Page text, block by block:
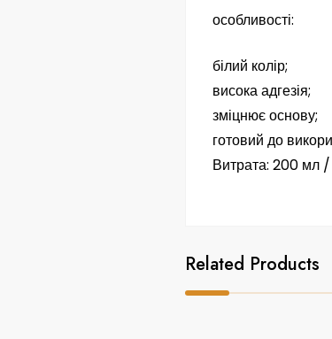
особливості:
білий колір;
висока адгезія;
зміцнює основу;
готовий до
Витрата: 200 мл /
Related Products